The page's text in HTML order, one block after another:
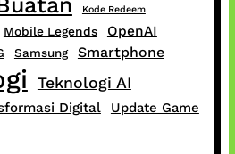
Kode Redeem
Mobile Legends OpenAI
Samsung Smartphone
Teknologi AI
Digital Update Game